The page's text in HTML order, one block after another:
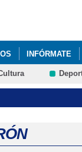
INFÓRMATE